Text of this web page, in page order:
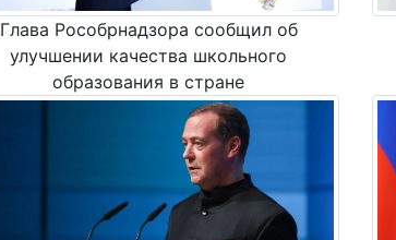
Глава Рособрнадзора сообщил об
улучшении качества школьного
образования в стране